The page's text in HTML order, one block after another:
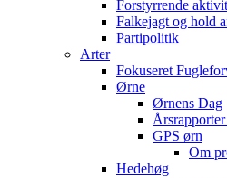
Forstyrrende
Falkejagt og hold
Partipolitik
Arter
Fokuseret
Ørne
Ørnens Dag
GPS ørn
Om
Hedehøg